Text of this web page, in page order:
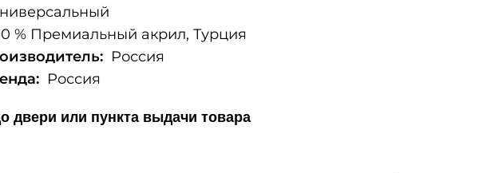
% Премиальный акрил, Турция
Россия
Россия
двери или пункта выдачи товара